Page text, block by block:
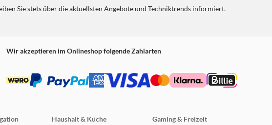
Sie stets über die aktuellsten Angebote und Techniktrends informiert.
Wir akzeptieren im Onlineshop folgende Zahlarten
Haushalt & Küche
Gaming & Freizeit